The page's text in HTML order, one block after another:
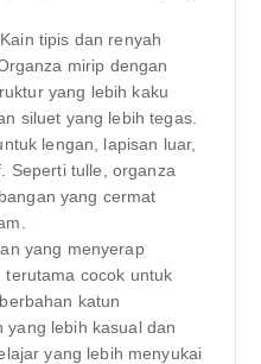
Kain tipis dan renyah
mirip dengan
yang lebih kaku
siluet yang lebih tegas.
lengan, lapisan luar,
Seperti tulle, organza
yang cermat
yang menyerap
terutama cocok untuk
katun
yang lebih kasual dan
yang lebih menyukai